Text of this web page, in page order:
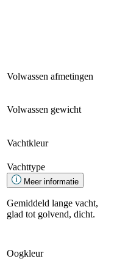
Volwassen afmetingen
Volwassen gewicht
Vachtkleur
Vachttype
Meer informatie
Gemiddeld lange vacht,
glad tot golvend, dicht.
Oogkleur